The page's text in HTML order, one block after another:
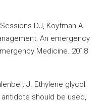
DJ, Koyfman A.
An emergency
Medicine. 2018
J. Ethylene glycol
should be used,